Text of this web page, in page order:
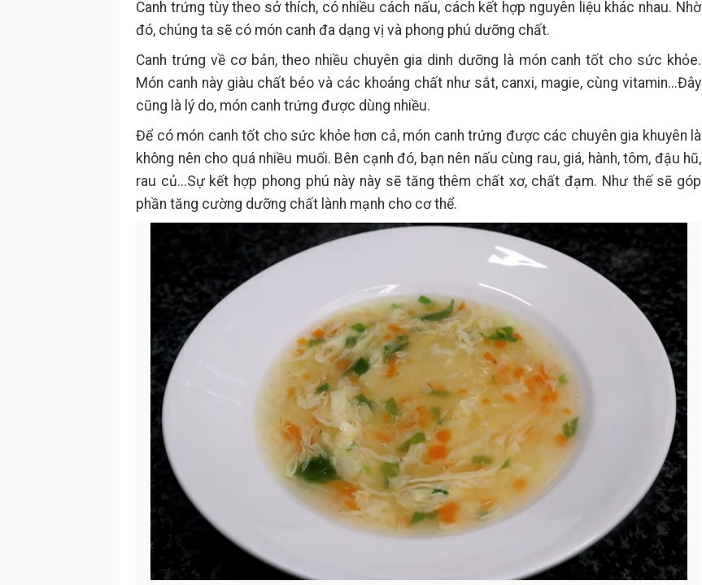
. Cách làm
3.
Các món canh trứng kết hợp đa
3.1. Canh trứng đậu
3.1.1. Canh trứng đậu hũ non
. Cách làm
3.1.2. Canh trứng đậu nấm
. Nguyên liệu
3.2. Canh trứng rong biển thanh
mát
. Nguyên liệu
3.3. Canh trứng lá hẹ giải nhiệt
.
3.4. Canh trứng dưa leo
Nguyên liệu
Cách làm
3.5. Canh trứng nấm
Nguyên liệu
Cách làm
3.6.
Nguyên liệu
Cách làm canh trứng mọc
cực dễ
Canh trứng tùy theo sở thích, có nhiều cách nấu, cách kết hợp nguyên liệu khác nhau. Nhờ
đó, chúng ta sẽ có món canh đa dạng vị và phong phú dưỡng chất.
Canh trứng về cơ bản, theo nhiều chuyên gia dinh dưỡng là món canh tốt cho sức khỏe.
Món canh này giàu chất béo và các khoáng chất như sắt, canxi, magie, cùng vitamin...Đây
cũng là lý do, món canh trứng được dùng nhiều.
Để có món canh tốt cho sức khỏe hơn cả, món canh trứng được các chuyên gia khuyên là
không nên cho quá nhiều muối. Bên cạnh đó, bạn nên nấu cùng rau, giá, hành, tôm, đậu hũ,
rau củ...Sự kết hợp phong phú này này sẽ tăng thêm chất xơ, chất đạm. Như thế sẽ góp
phần tăng cường dưỡng chất lành mạnh cho cơ thể.